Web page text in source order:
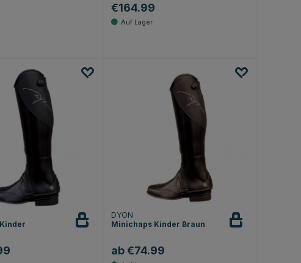
€164.99
DYON
Minichaps Kinder Braun
ab €74.99